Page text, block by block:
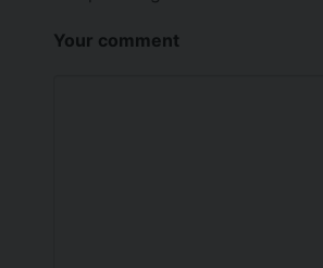
Your comment